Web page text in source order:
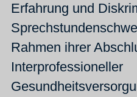
Erfahrung und
Rahmen ihrer
Interprofessioneller